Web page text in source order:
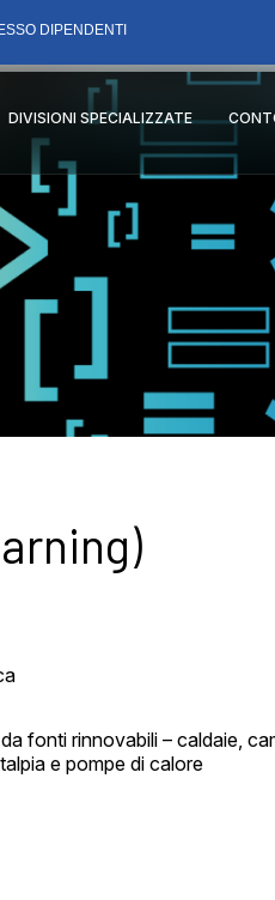
DIPENDENTI
DIVISIONI SPECIALIZZATE
fonti rinnovabili – caldaie,
e pompe di calore